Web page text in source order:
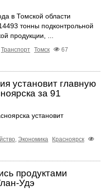
в Томской области
тонны подконтрольной
продукции, ...
Транспорт Томск
67
установит главную
за 91
установит
, Экономика
Красноярск
продуктами
Удэ